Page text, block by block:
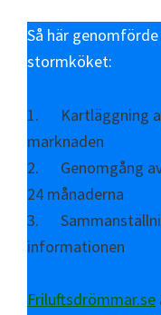
Så här
stormköket:
1. Kartläggning
marknaden
2. Genomgång
24 månaderna
3.
informationen
Friluftsdrömmar.se